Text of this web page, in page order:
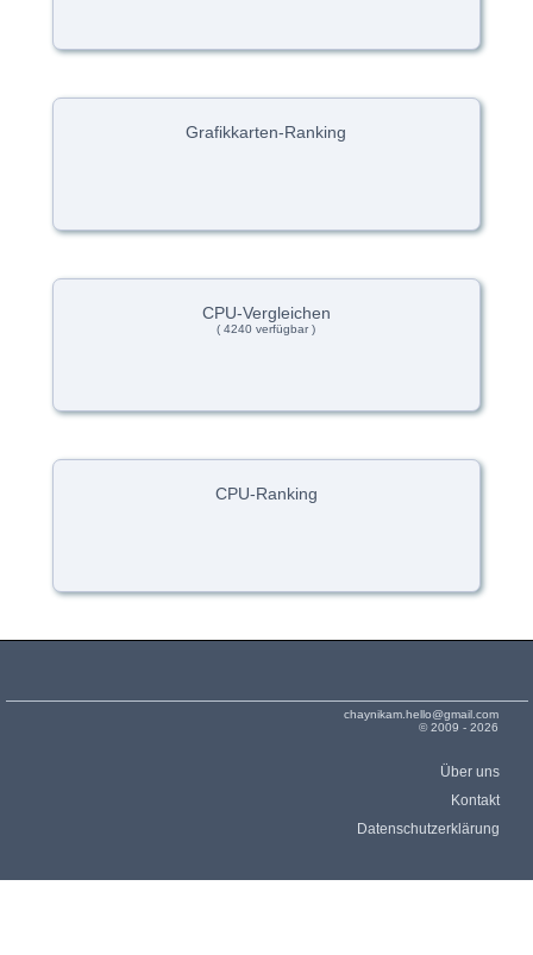
Grafikkarten-Ranking
CPU-Vergleichen
( 4240 verfügbar )
CPU-Ranking
chaynikam.hello@gmail.com
© 2009 - 2026
Über uns
Kontakt
Datenschutzerklärung